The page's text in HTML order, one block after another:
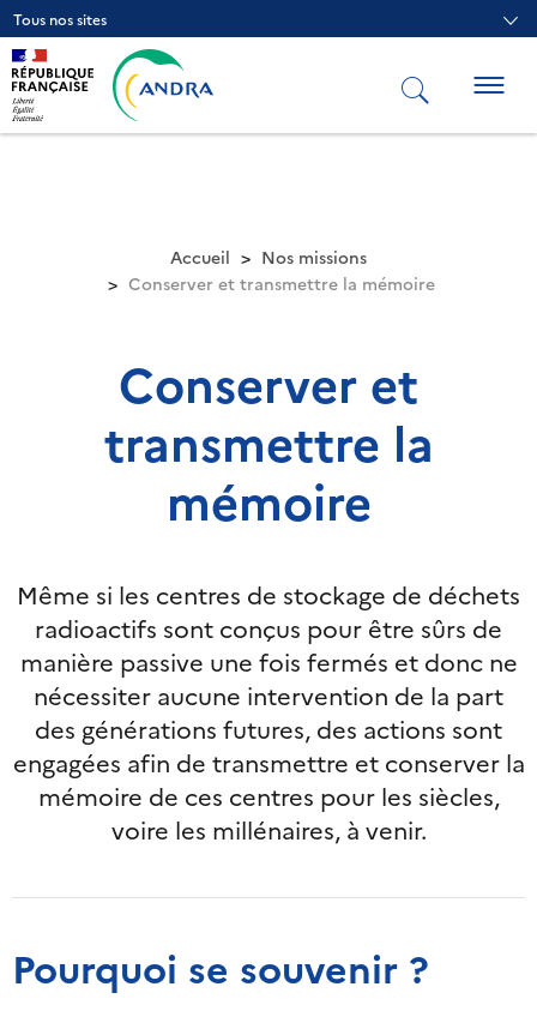
Aller
au
contenu
principal
Tous nos sites
Accueil
Nos missions
Conserver et transmettre la mémoire
Conserver et
transmettre la
mémoire
Même si les centres de stockage de déchets
radioactifs sont conçus pour être sûrs de
manière passive une fois fermés et donc ne
nécessiter aucune intervention de la part
des générations futures, des actions sont
engagées afin de transmettre et conserver la
mémoire de ces centres pour les siècles,
voire les millénaires, à venir.
Pourquoi se souvenir ?